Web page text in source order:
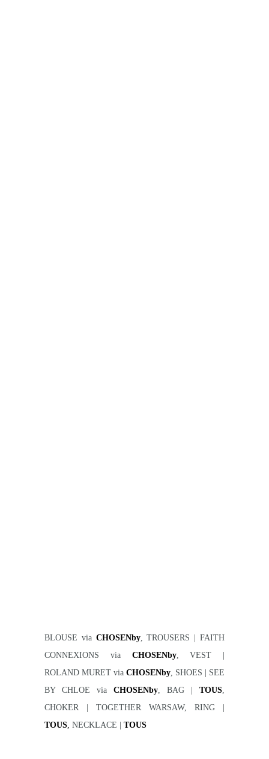
BLOUSE via CHOSENby, TROUSERS | FAITH
CONNEXIONS via CHOSENby, VEST |
ROLAND MURET via CHOSENby, SHOES | SEE
BY CHLOE via CHOSENby, BAG | TOUS,
CHOKER | TOGETHER WARSAW, RING |
TOUS, NECKLACE | TOUS